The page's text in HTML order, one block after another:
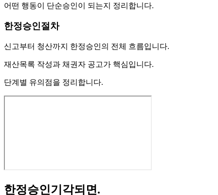
어떤 행동이 단순승인이 되는지 정리합니다.
한정승인절차
신고부터 청산까지 한정승인의 전체 흐름입니다.
재산목록 작성과 채권자 공고가 핵심입니다.
단계별 유의점을 정리합니다.
한정승인기각되면.